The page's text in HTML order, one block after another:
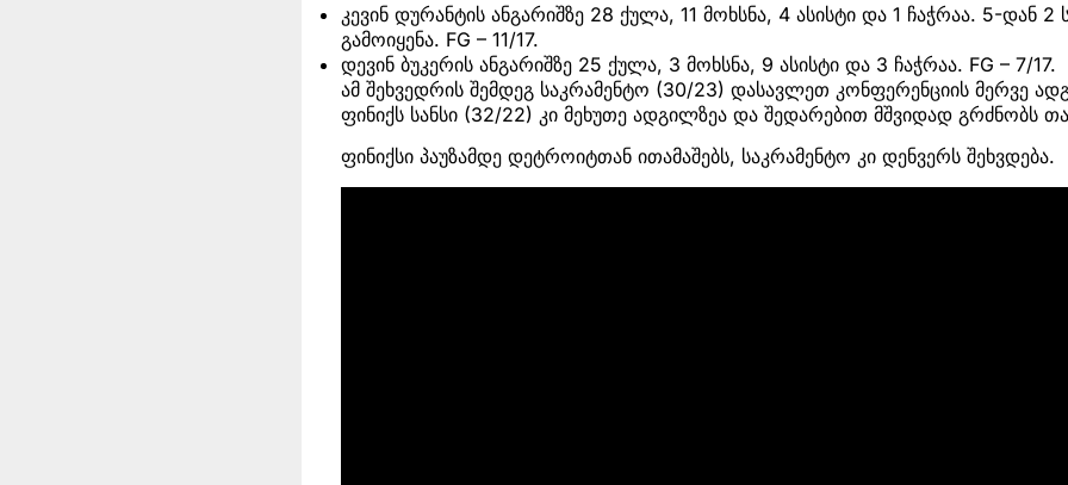
კევინ დურანტის ანგარიშზე 28 ქულა, 11 მოხსნა, 4 ასისტი და 1 ჩაჭრაა. 5-დან 2
გამოიყენა. FG – 11/17.
დევინ ბუკერის ანგარიშზე 25 ქულა, 3 მოხსნა, 9 ასისტი და 3 ჩაჭრაა. FG – 7/17.
ამ შეხვედრის შემდეგ საკრამენტო (30/23) დასავლეთ კონფერენციის მერვე
ფინიქს სანსი (32/22) კი მეხუთე ადგილზეა და შედარებით მშვიდად გრძნობს
ფინიქსი პაუზამდე დეტროიტთან ითამაშებს, საკრამენტო კი დენვერს შეხვდება.